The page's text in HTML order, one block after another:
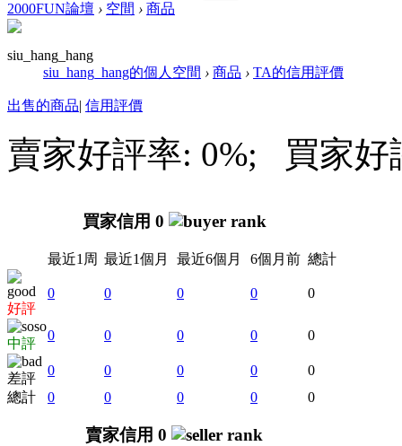
2000FUN論壇 › 空間 › 商品
siu_hang_hang
siu_hang_hang的個人空間 › 商品 › TA的信用評價
出售的商品| 信用評價
賣家好評率: 0%; 買家好
買家信用 0
最近1周 最近1個月 最近6個月 6個月前 總計
好評
0 0 0 0 0
中評
0 0 0 0 0
差評
0 0 0 0
0
總計
0 0 0 0 0
賣家信用 0